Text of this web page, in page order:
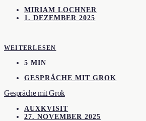
MIRIAM LOCHNER
1. DEZEMBER 2025
WEITERLESEN
5 MIN
GESPRÄCHE MIT GROK
Gespräche mit Grok
AUXKVISIT
27. NOVEMBER 2025